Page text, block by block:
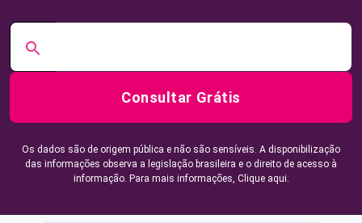
Consultar Grátis
Os dados são de origem pública e não são sensíveis. A disponibilização
das informações observa a legislação brasileira e o direito de acesso à
informação. Para mais informações, Clique aqui.